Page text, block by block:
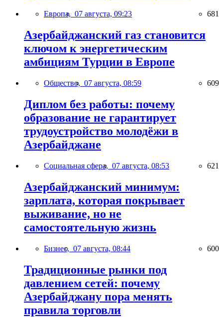
Европа, 07 августа, 09:23 681
Азербайджанский газ становится
ключом к энергетическим
амбициям Турции в Европе
Общество, 07 августа, 08:59 609
Диплом без работы: почему
образование не гарантирует
трудоустройство молодёжи в
Азербайджане
Социальная сфера, 07 августа, 08:53 621
Азербайджанский минимум:
зарплата, которая покрывает
выживание, но не
самостоятельную жизнь
Бизнес, 07 августа, 08:44 600
Традиционные рынки под
давлением сетей: почему
Азербайджану пора менять
правила торговли